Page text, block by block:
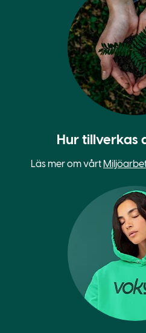
Hur tillverkas
Läs mer om vårt